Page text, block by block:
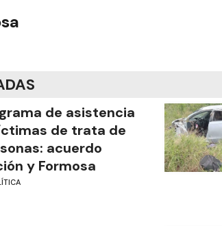
de asistencia
de trata de
acuerdo
y Formosa